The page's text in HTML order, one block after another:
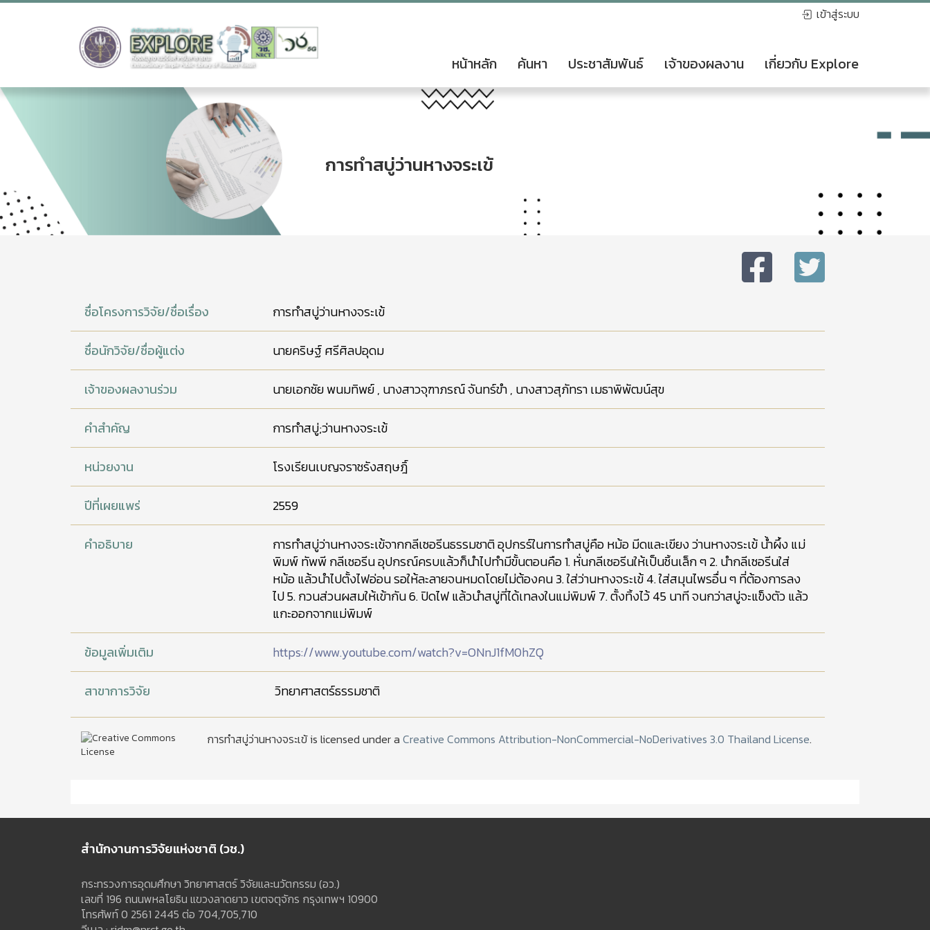
เข้าสู่ระบบ
หน้าหลัก ค้นหา ประชาสัมพันธ์ เจ้าของผลงาน เกี่ยวกับ Explore
การทำสบู่ว่านหางจระเข้
ชื่อโครงการวิจัย/ชื่อเรื่อง การทำสบู่ว่านหางจระเข้
ชื่อนักวิจัย/ชื่อผู้แต่ง นายคริษฐ์ ศรีศิลปอุดม
เจ้าของผลงานร่วม นายเอกชัย พนมทิพย์ , นางสาวจุฑาภรณ์ จันทร์ขำ , นางสาวสุภัทรา เมธาพิพัฒน์สุข
คำสำคัญ การทำสบู่;ว่านหางจระเข้
หน่วยงาน โรงเรียนเบญจราชรังสฤษฎิ์
ปีที่เผยแพร่ 2559
คำอธิบาย
การทำสบู่ว่านหางจระเข้จากกลีเซอรีนธรรมชาติ อุปกรร์ในการทำสบู่คือ หม้อ มีดและเขียง ว่านหางจระเข้ น้ำผึ้ง แม่
พิมพ์ ทัพพี กลีเซอรีน อุปกรณ์ครบแล้วก็นำไปทำมีขั้นตอนคือ 1. หั่นกลีเซอรีนให้เป็นชิ้นเล็ก ๆ 2. นำกลีเซอรีนใส่
หม้อ แล้วนำไปตั้งไฟอ่อน รอให้ละลายจนหมดโดยไม่ต้องคน 3. ใส่ว่านหางจระเข้ 4. ใส่สมุนไพรอื่น ๆ ที่ต้องการลง
ไป 5. กวนส่วนผสมให้เข้ากัน 6. ปิดไฟ แล้วนำสบู่ที่ได้เทลงในแม่พิมพ์ 7. ตั้งทิ้งไว้ 45 นาที จนกว่าสบู่จะแข็งตัว แล้ว
แกะออกจากแม่พิมพ์
ข้อมูลเพิ่มเติม https://www.youtube.com/watch?v=ONnJ1fM0hZQ
สาขาการวิจัย วิทยาศาสตร์ธรรมชาติ
การทำสบู่ว่านหางจระเข้ is licensed under a Creative Commons Attribution-NonCommercial-NoDerivatives 3.0 Thailand License.
สำนักงานการวิจัยแห่งชาติ (วช.)
กระทรวงการอุดมศึกษา วิทยาศาสตร์ วิจัยและนวัตกรรม (อว.)
เลขที่ 196 ถนนพหลโยธิน แขวงลาดยาว เขตจตุจักร กรุงเทพฯ 10900
โทรศัพท์0 2561 2445 ต่อ 704,705,710